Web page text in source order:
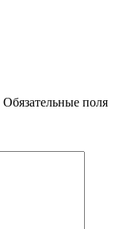
Обязательные поля